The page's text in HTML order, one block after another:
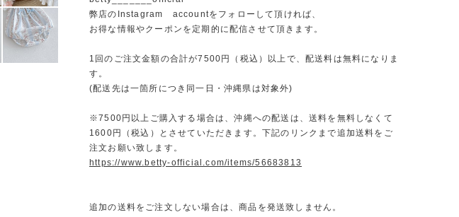
弊店のInstagram accountをフォローして頂ければ、
お得な情報やクーポンを定期的に配信させて頂きます。
1回のご注文金額の合計が7500円（税込）以上で、配送料は無料になりま
す。
(配送先は一箇所につき同一日・沖縄県は対象外)
※7500円以上ご購入する場合は、沖縄への配送は、送料を無料しなくて
1600円（税込）とさせていただきます。下記のリンクまで追加送料をご
注文お願い致します。
https://www.betty-official.com/items/56683813
追加の送料をご注文しない場合は、商品を発送致しません。